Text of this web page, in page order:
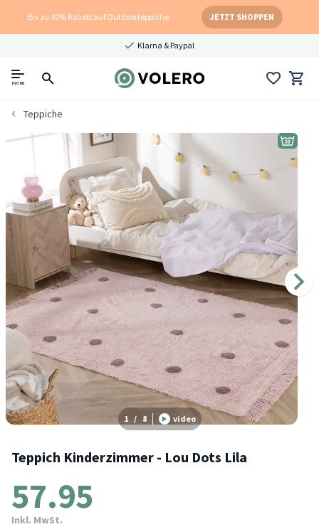
Bis zu 40% Rabatt auf Outdoorteppiche JETZT SHOPPEN
Klarna & Paypal
menu
Teppiche
1 / 8 video
Teppich Kinderzimmer - Lou Dots Lila
57.95
Inkl. MwSt.